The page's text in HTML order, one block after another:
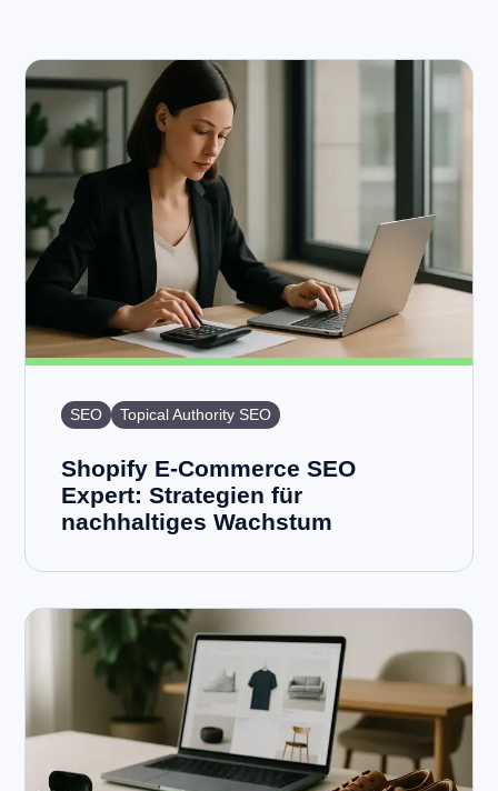
SEO Topical Authority SEO
Shopify E-Commerce SEO
Expert: Strategien für
nachhaltiges Wachstum